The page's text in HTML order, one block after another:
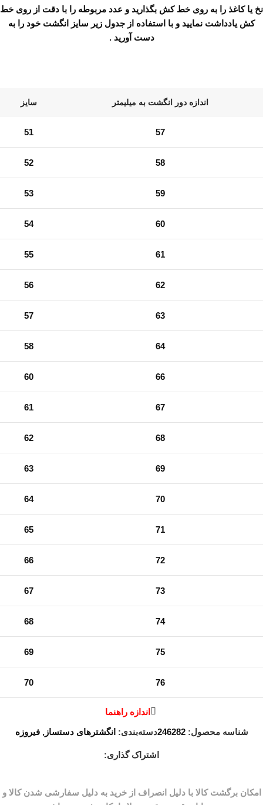
نخ یا کاغذ را به روی خط کش بگذارید و عدد مربوطه را با دقت از روی خط
کش یادداشت نمایید و با استفاده از جدول زیر سایز انگشت خود را به
دست آورید .
اندازه دور انگشت به میلیمتر سایز
57
51
58
52
59
53
60
54
61
55
62
56
63
57
64
58
66
60
67
61
68
62
69
63
70
64
71
65
72
66
73
67
74
68
75
69
76
70
اندازه راهنما
شناسه محصول:246282دسته‌بندی: انگشترهای دستساز, فیروزه
اشتراک گذاری: